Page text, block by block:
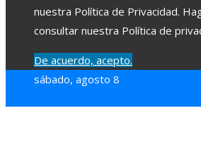
nuestra Política de Privacidad.
consultar nuestra Política de
De acuerdo, acepto.
sábado, agosto 8